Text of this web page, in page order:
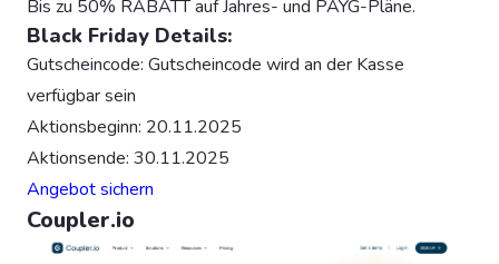
Bis zu 50% RABATT auf Jahres- und PAYG-Pläne.
Black Friday Details:
Gutscheincode: Gutscheincode wird an der Kasse
verfügbar sein
Aktionsbeginn: 20.11.2025
Aktionsende: 30.11.2025
Angebot sichern
Coupler.io